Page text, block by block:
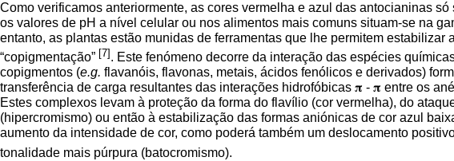
Como verificamos anteriormente, as cores vermelha e azul das antocianinas
os valores de pH a nível celular ou nos alimentos mais comuns situam-se na
entanto, as plantas estão munidas de ferramentas que lhe permitem
“copigmentação” [7] . Este fenómeno decorre da interação das espécies
copigmentos (e.g. flavanóis, flavonas, metais, ácidos fenólicos e derivados)
transferência de carga resultantes das interações hidrofóbicas 𝛑 - 𝛑 entre os
Estes complexos levam à proteção da forma do flavílio (cor vermelha), do
(hipercromismo) ou então à estabilização das formas aniónicas de cor azul
aumento da intensidade de cor, como poderá também um deslocamento
tonalidade mais púrpura (batocromismo).